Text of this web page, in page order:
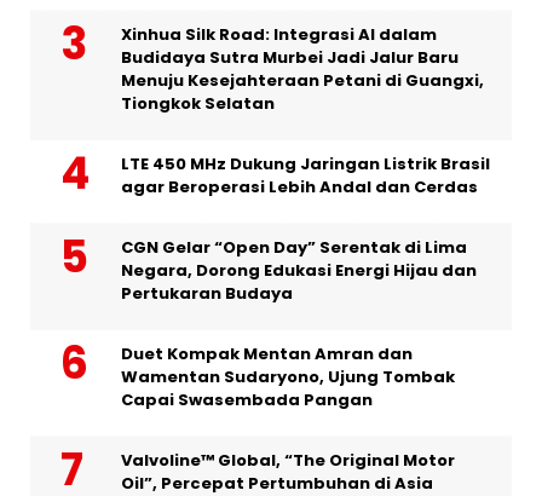
Xinhua Silk Road: Integrasi AI dalam
Budidaya Sutra Murbei Jadi Jalur Baru
Menuju Kesejahteraan Petani di Guangxi,
Tiongkok Selatan
LTE 450 MHz Dukung Jaringan Listrik Brasil
agar Beroperasi Lebih Andal dan Cerdas
CGN Gelar “Open Day” Serentak di Lima
Negara, Dorong Edukasi Energi Hijau dan
Pertukaran Budaya
Duet Kompak Mentan Amran dan
Wamentan Sudaryono, Ujung Tombak
Capai Swasembada Pangan
Valvoline™ Global, “The Original Motor
Oil”, Percepat Pertumbuhan di Asia